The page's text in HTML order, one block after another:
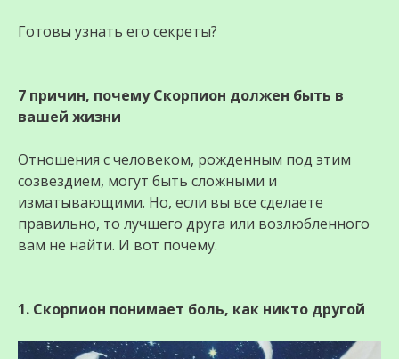
Готовы узнать его секреты?
7 причин, почему Скорпион должен быть в
вашей жизни
Отношения с человеком, рожденным под этим
созвездием, могут быть сложными и
изматывающими. Но, если вы все сделаете
правильно, то лучшего друга или возлюбленного
вам не найти. И вот почему.
1. Скорпион понимает боль, как никто другой